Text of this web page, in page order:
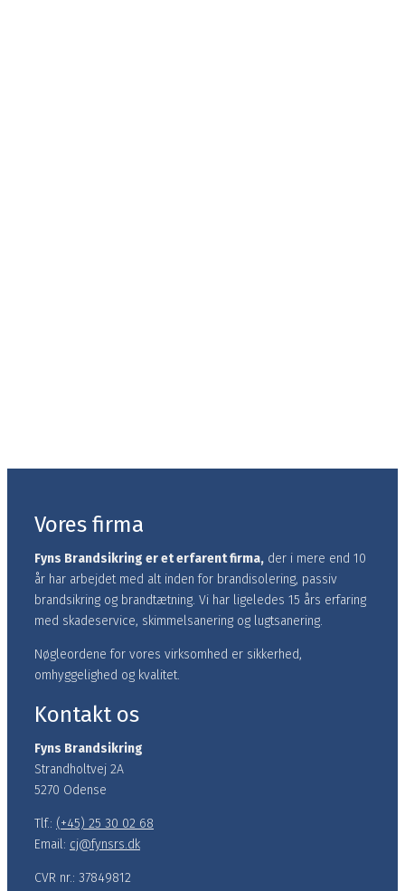
Vores firma
Fyns Brandsikring er et erfarent firma, der i mere end 10
år har arbejdet med alt inden for brandisolering, passiv
brandsikring og brandtætning.​ Vi har ligeledes 15 års erfaring
med skadeservice, skimmelsanering og lugtsanering.
Nøgleordene for vores virksomhed er sikkerhed,
omhyggelighed og kvalitet.
Kontakt os
Fyns Brandsikring
Strandholtvej 2A
5270 Odense
Tlf.: (+45) 25 30 02 68
Email: cj@fynsrs.dk
CVR nr.: 37849812